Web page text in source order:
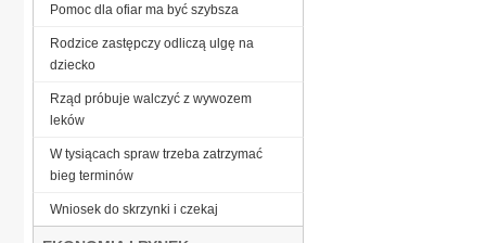
Pomoc dla ofiar ma być szybsza
Rodzice zastępczy odliczą ulgę na
dziecko
Rząd próbuje walczyć z wywozem
leków
W tysiącach spraw trzeba zatrzymać
bieg terminów
Wniosek do skrzynki i czekaj